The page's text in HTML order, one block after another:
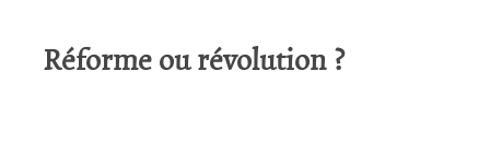
Réforme ou révolution ?